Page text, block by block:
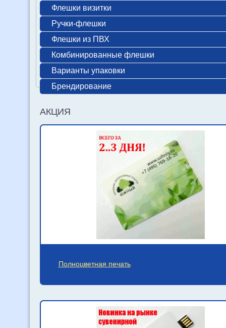
Флешки визитки
Ручки-флешки
Флешки из ПВХ
Комбинированные флешки
Варианты упаковки
Брендирование
АКЦИЯ
Полноцветная печать